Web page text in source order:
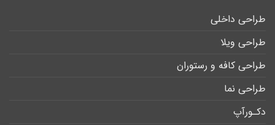
طراحی داخلی
طراحی ویلا
طراحی کافه و رستوران
طراحی نما
دکـورآپ